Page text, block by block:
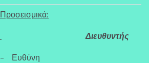
Προσεισμικά:
– Ευθύνη
Διευθυντής